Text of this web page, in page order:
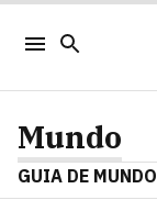
Mundo
GUIA DE MUNDO